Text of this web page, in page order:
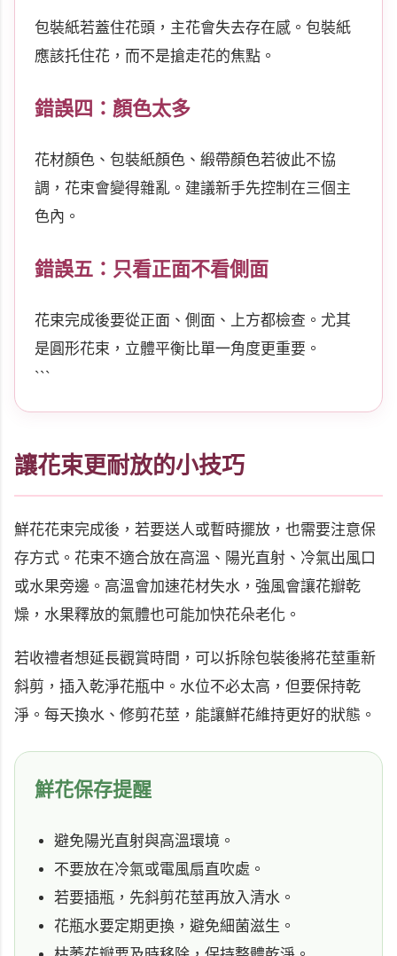
包裝紙若蓋住花頭，主花會失去存在感。包裝紙
應該托住花，而不是搶走花的焦點。
錯誤四：顏色太多
花材顏色、包裝紙顏色、緞帶顏色若彼此不協
調，花束會變得雜亂。建議新手先控制在三個主
色內。
錯誤五：只看正面不看側面
花束完成後要從正面、側面、上方都檢查。尤其
是圓形花束，立體平衡比單一角度更重要。
```
讓花束更耐放的小技巧
鮮花花束完成後，若要送人或暫時擺放，也需要注意保
存方式。花束不適合放在高溫、陽光直射、冷氣出風口
或水果旁邊。高溫會加速花材失水，強風會讓花瓣乾
燥，水果釋放的氣體也可能加快花朵老化。
若收禮者想延長觀賞時間，可以拆除包裝後將花莖重新
斜剪，插入乾淨花瓶中。水位不必太高，但要保持乾
淨。每天換水、修剪花莖，能讓鮮花維持更好的狀態。
鮮花保存提醒
避免陽光直射與高溫環境。
不要放在冷氣或電風扇直吹處。
若要插瓶，先斜剪花莖再放入清水。
花瓶水要定期更換，避免細菌滋生。